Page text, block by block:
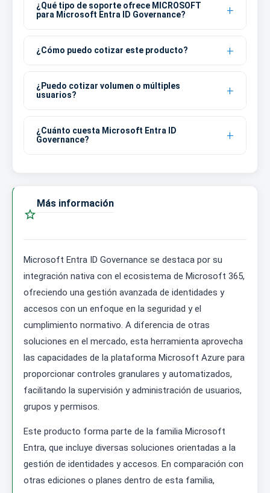
¿Qué tipo de soporte ofrece MICROSOFT
para Microsoft Entra ID Governance?
¿Cómo puedo cotizar este producto?
¿Puedo cotizar volumen o múltiples
usuarios?
¿Cuánto cuesta Microsoft Entra ID
Governance?

Más información
Microsoft Entra ID Governance se destaca por su
integración nativa con el ecosistema de Microsoft 365,
ofreciendo una gestión avanzada de identidades y
accesos con un enfoque en la seguridad y el
cumplimiento normativo. A diferencia de otras
soluciones en el mercado, esta herramienta aprovecha
las capacidades de la plataforma Microsoft Azure para
proporcionar controles granulares y automatizados,
facilitando la supervisión y administración de usuarios,
grupos y permisos.
Este producto forma parte de la familia Microsoft
Entra, que incluye diversas soluciones orientadas a la
gestión de identidades y accesos. En comparación con
otras ediciones o planes dentro de esta familia,